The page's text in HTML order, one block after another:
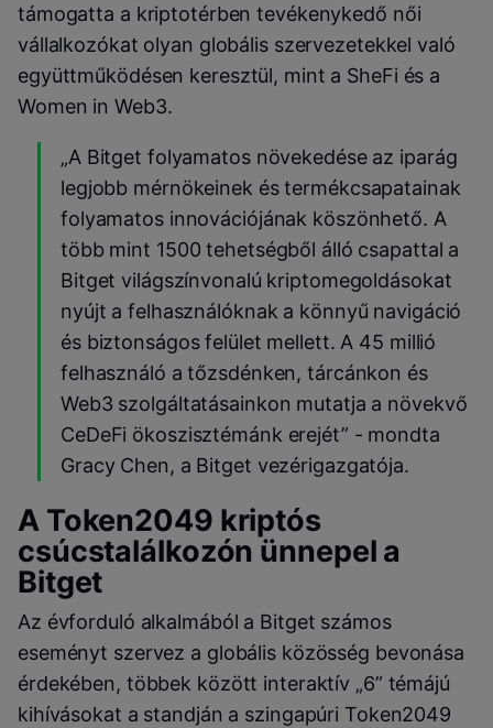
támogatta a kriptotérben tevékenykedő női
vállalkozókat olyan globális szervezetekkel való
együttműködésen keresztül, mint a SheFi és a
Women in Web3.
„A Bitget folyamatos növekedése az iparág
legjobb mérnökeinek és termékcsapatainak
folyamatos innovációjának köszönhető. A
több mint 1500 tehetségből álló csapattal a
Bitget világszínvonalú kriptomegoldásokat
nyújt a felhasználóknak a könnyű navigáció
és biztonságos felület mellett. A 45 millió
felhasználó a tőzsdénken, tárcánkon és
Web3 szolgáltatásainkon mutatja a növekvő
CeDeFi ökoszisztémánk erejét” - mondta
Gracy Chen, a Bitget vezérigazgatója.
A Token2049 kriptós
csúcstalálkozón ünnepel a
Bitget
Az évforduló alkalmából a Bitget számos
eseményt szervez a globális közösség bevonása
érdekében, többek között interaktív „6” témájú
kihívásokat a standján a szingapúri Token2049